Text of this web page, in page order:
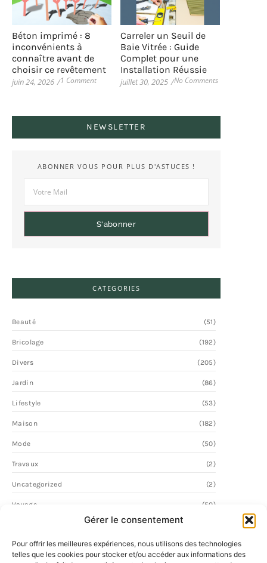
Gérer le consentement
Pour offrir les meilleures expériences, nous utilisons des technologies
telles que les cookies pour stocker et/ou accéder aux informations des
Béton imprimé : 8
inconvénients à
connaître avant de
choisir ce revêtement
juin 24, 2026 /1 Comment
Carreler un Seuil de
Baie Vitrée : Guide
Complet pour une
Installation Réussie
juillet 30, 2025 /No Comments
NEWSLETTER
ABONNER VOUS POUR PLUS D'ASTUCES !
S'abonner
CATEGORIES
Beauté (51)
Bricolage (192)
Divers (205)
Jardin (86)
Lifestyle (53)
Maison (182)
Mode (50)
Travaux (2)
Uncategorized (2)
Voyage (50)